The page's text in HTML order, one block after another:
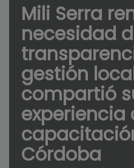
Mili Serra
necesidad
gestión
compartió
experiencia
Córdoba